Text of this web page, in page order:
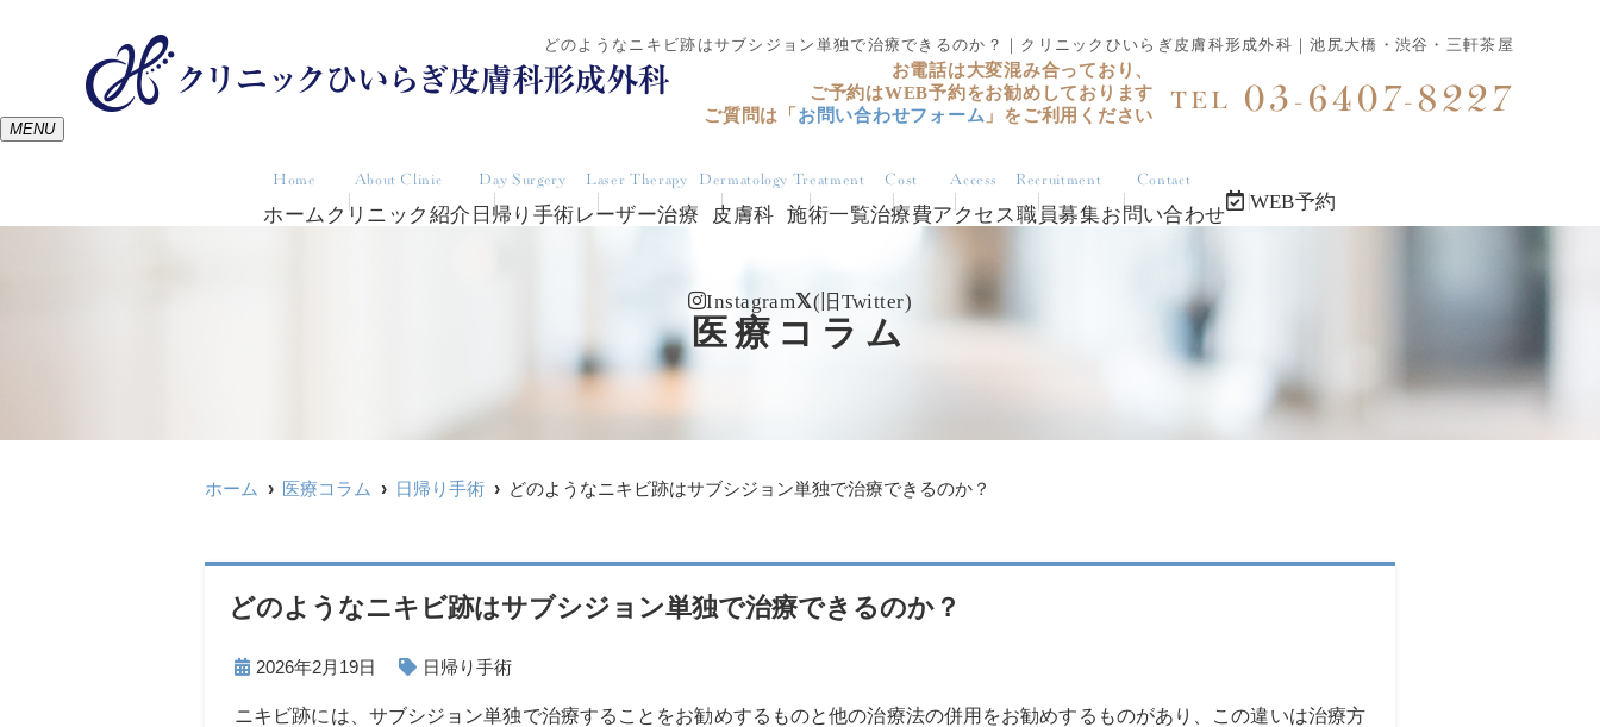
どのようなニキビ跡はサブシジョン単独で治療できるのか？｜クリニックひいらぎ皮膚科形成外科｜池尻大橋・渋谷・三軒茶屋
お電話は大変混み合っており、
ご予約はWEB予約をお勧めしております
ご質問は「 お問い合わせフォーム 」をご利用ください
TEL 03-6407-8227
MENU
Home
ホーム
About Clinic
クリニック紹介
Day Surgery
日帰り手術
Laser Therapy
レーザー治療
Dermatology
皮膚科
Treatment
施術一覧
Cost
治療費
Access
アクセス
Recruitment
職員募集
Contact
お問い合わせ
WEB予約
Instagram (旧Twitter)
医療コラム
ホーム 医療コラム 日帰り手術 どのようなニキビ跡はサブシジョン単独で治療できるのか？
どのようなニキビ跡はサブシジョン単独で治療できるのか？
2026年2月19日 日帰り手術
ニキビ跡には、サブシジョン単独で治療することをお勧めするものと他の治療法の併用をお勧めするものがあり、この違いは治療方